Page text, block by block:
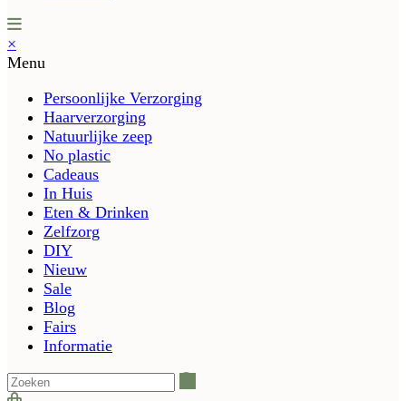
×
Menu
Persoonlijke Verzorging
Haarverzorging
Natuurlijke zeep
No plastic
Cadeaus
In Huis
Eten & Drinken
Zelfzorg
DIY
Nieuw
Sale
Blog
Fairs
Informatie